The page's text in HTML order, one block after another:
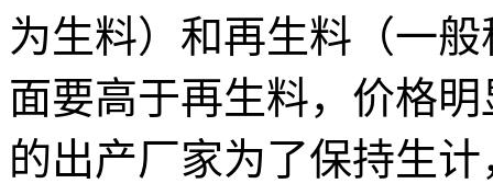
为生料）和再生料（一
面要高于再生料，价格
的出产厂家为了保持生